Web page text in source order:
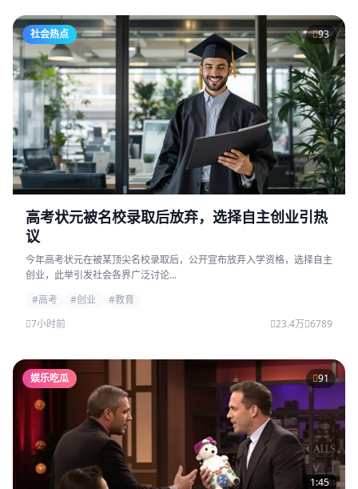
社会热点 93
高考状元被名校录取后放弃，选择自主创业引热
议
今年高考状元在被某顶尖名校录取后，公开宣布放弃入学资格，选择自主
创业，此举引发社会各界广泛讨论...
#高考
#创业
#教育
7小时前
23.4万 6789
娱乐吃瓜 91
1:45